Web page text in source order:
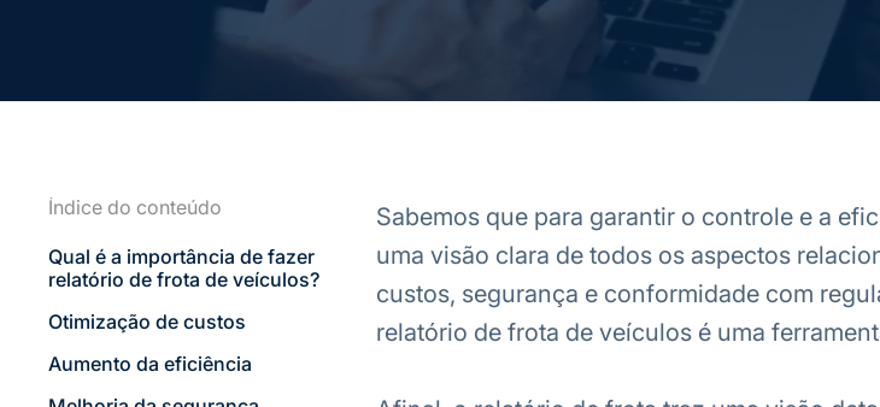
Índice do conteúdo
Qual é a importância de fazer
relatório de frota de veículos?
Otimização de custos
Aumento da eficiência
Sabemos que para garantir o controle e a
uma visão clara de todos os aspectos
custos, segurança e conformidade com
relatório de frota de veículos é uma